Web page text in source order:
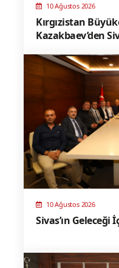
10 Ağustos 2026
Kırgızistan
Kazakbaev’den
10 Ağustos 2026
Sivas’ın Geleceği